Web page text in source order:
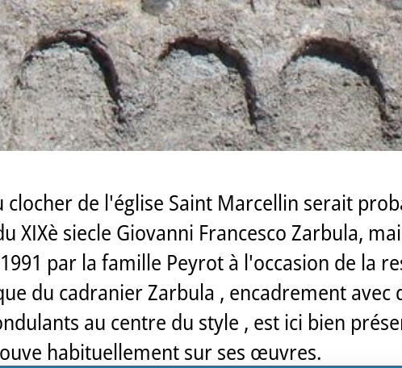
clocher de l'église Saint Marcellin serait
XIXè siecle Giovanni Francesco Zarbula,
par la famille Peyrot à l'occasion de la
du cadranier Zarbula , encadrement
au centre du style , est ici bien
habituellement sur ses œuvres.